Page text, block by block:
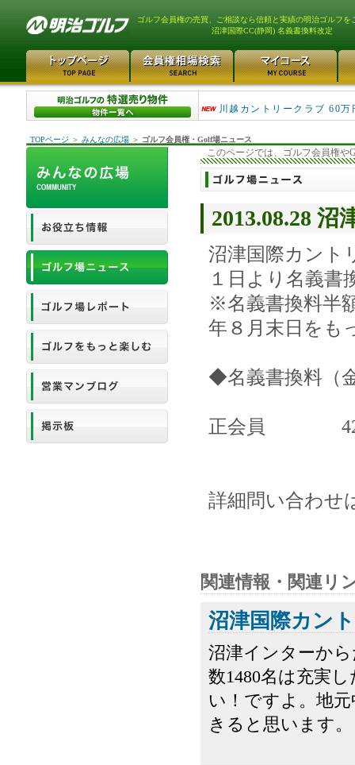
ゴルフ会員権の売買、ご相談なら信頼と実績の明治ゴルフを
沼津国際CC(静岡) 名義書換料改定
津久井湖ゴルフ倶楽部 80万
川越カントリークラブ 60万
TOPページ ＞ みんなの広場 ＞ ゴルフ会員権・Golf場ニュース
このページでは、ゴルフ会員権や
2013.08.28 沼
沼津国際カント
１日より名義書
※名義書換料半
年８月末日をも
◆名義書換料（
正会員
詳細問い合わせ
関連情報・関連リ
沼津国際カン
沼津インターか
数1480名は充実
い！ですよ。地
きると思います。